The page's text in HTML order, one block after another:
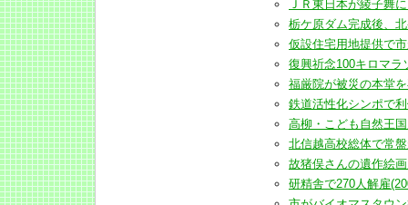
ＪＲ東日本が綾子舞
栃ケ原ダム完成後、
仮設住宅用地提供で
復興祈念100キロマラ
福厳院が被災の本堂
鉄道活性化シンポで
高柳・こども自然王
北信越高校総体で常
故猪俣さんの遺作絵
研精舎で270人解雇